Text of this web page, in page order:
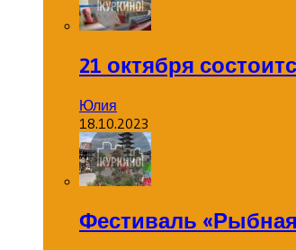
21 октября
Юлия
18.10.2023
Фестиваль